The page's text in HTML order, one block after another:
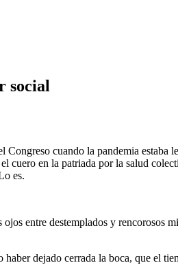
social
cuando la pandemia estaba
cuero en la patriada por la salud
es.
entre destemplados y rencorosos
dejado cerrada la boca, que el